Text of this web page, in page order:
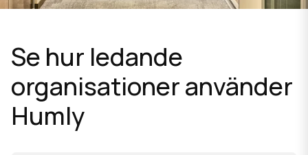
Se hur ledande
organisationer använder
Humly